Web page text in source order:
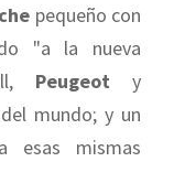
pequeño con
"a la nueva
Peugeot y
mundo; y un
esas mismas